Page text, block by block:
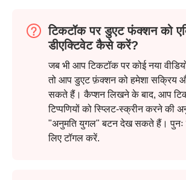
चरण दो।
टिकटॉक पर डुएट फंक्शन को
डीएक्टिवेट कैसे करें?
जब भी आप टिकटॉक पर कोई नया
तो आप डुएट फ़ंक्शन को हमेशा सक्रिय
सकते हैं। कैप्शन लिखने के बाद, आप
टिप्पणियों को स्प्लिट-स्क्रीन करने की
"अनुमति युगल" बटन देख सकते हैं।
लिए टॉगल करें.